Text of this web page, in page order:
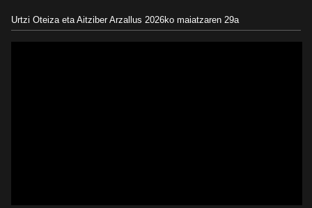
Urtzi Oteiza eta Aitziber Arzallus 2026ko maiatzaren 29a